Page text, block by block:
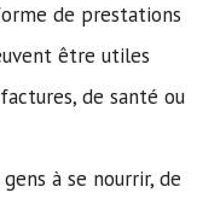
de prestations
être utiles
de santé ou
à se nourrir, de